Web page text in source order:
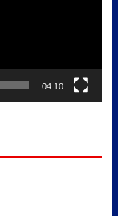
04:10